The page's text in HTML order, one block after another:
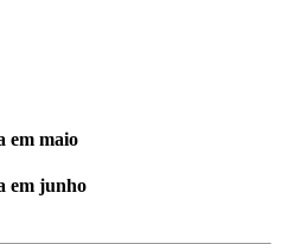
em maio
em junho